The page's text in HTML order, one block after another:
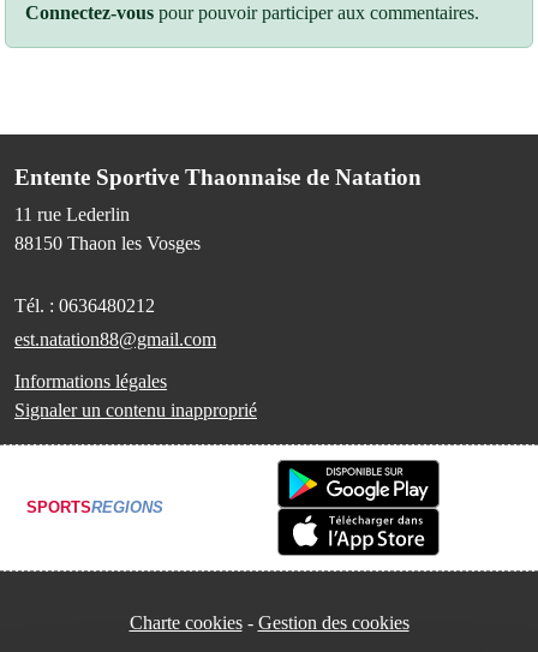
Connectez-vous pour pouvoir participer aux commentaires.
Entente Sportive Thaonnaise de Natation
11 rue Lederlin
88150 Thaon les Vosges
Tél. : 0636480212
est.natation88@gmail.com
Informations légales
Signaler un contenu inapproprié
SPORTSREGIONS
Charte cookies Gestion des cookies